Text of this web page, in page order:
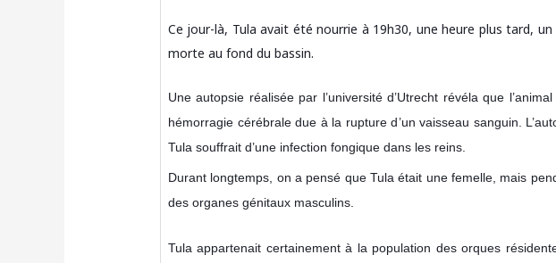
Ce jour-là, Tula avait été nourrie à 19h30, une heure plus tard,
morte au fond du bassin.
Une autopsie réalisée par l’université d’Utrecht révéla que
hémorragie cérébrale due à la rupture d’un vaisseau sanguin.
Tula souffrait d’une infection fongique dans les reins.
Durant longtemps, on a pensé que Tula était une femelle, mais
des organes génitaux masculins.
Tula appartenait certainement à la population des orques